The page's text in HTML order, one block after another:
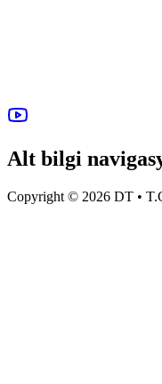
Alt bilgi
Copyright © 2026 DT •